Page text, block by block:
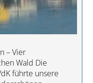
– Vier
Wald Die
führte unsere